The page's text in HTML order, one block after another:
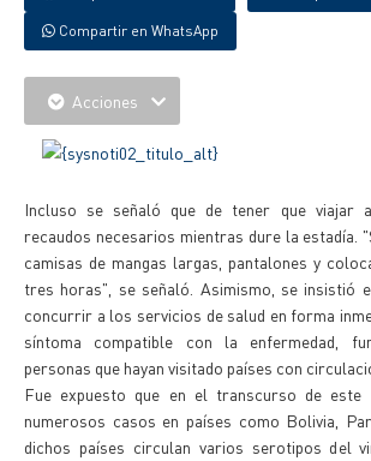
Compartir en WhatsApp
Acciones
Incluso se señaló que de tener que viajar
recaudos necesarios mientras dure la estadía.
camisas de mangas largas, pantalones y
tres horas", se señaló. Asimismo, se insistió
concurrir a los servicios de salud en forma
síntoma compatible con la enfermedad,
personas que hayan visitado países con
Fue expuesto que en el transcurso de este
numerosos casos en países como Bolivia,
dichos países circulan varios serotipos del